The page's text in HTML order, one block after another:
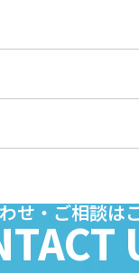
せ・ご相談は